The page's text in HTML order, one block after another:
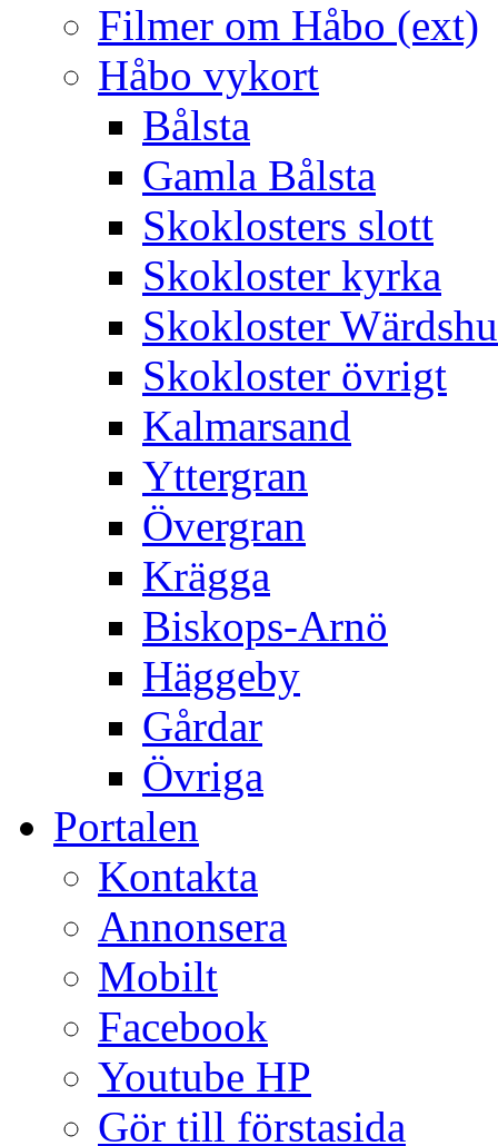
Filmer om Håbo (ext)
Håbo vykort
Bålsta
Gamla Bålsta
Skoklosters slott
Skokloster kyrka
Skokloster
Skokloster övrigt
Kalmarsand
Yttergran
Övergran
Krägga
Biskops-Arnö
Häggeby
Gårdar
Övriga
Portalen
Kontakta
Annonsera
Mobilt
Facebook
Youtube HP
Gör till förstasida